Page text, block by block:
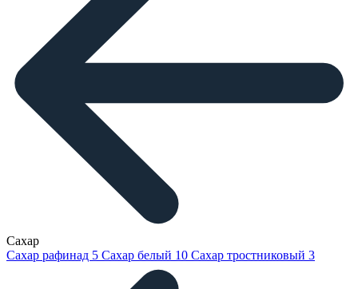
Сахар
Сахар рафинад 5 Сахар белый 10 Сахар тростниковый 3